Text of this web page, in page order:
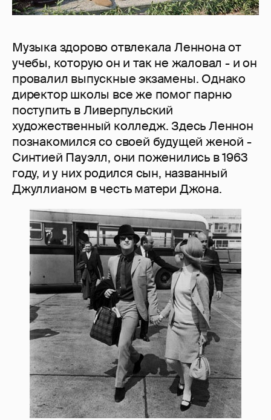
Музыка здорово отвлекала Леннона от
учебы, которую он и так не жаловал - и он
провалил выпускные экзамены. Однако
директор школы все же помог парню
поступить в Ливерпульский
художественный колледж. Здесь Леннон
познакомился со своей будущей женой -
Синтией Пауэлл, они поженились в 1963
году, и у них родился сын, названный
Джуллианом в честь матери Джона.